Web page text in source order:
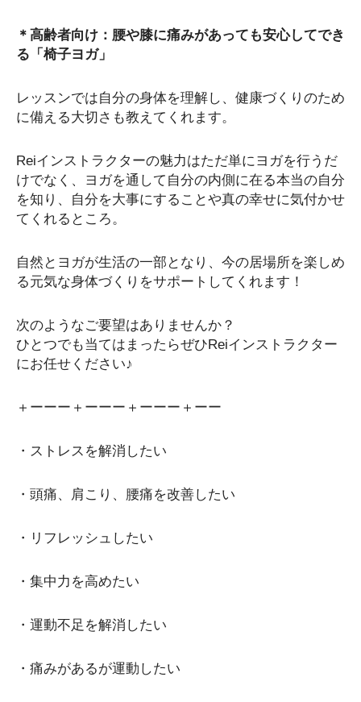
＊高齢者向け：腰や膝に痛みがあっても安心してでき
る「椅子ヨガ」
レッスンでは自分の身体を理解し、健康づくりのため
に備える大切さも教えてくれます。
Reiインストラクターの魅力はただ単にヨガを行うだ
けでなく、ヨガを通して自分の内側に在る本当の自分
を知り、自分を大事にすることや真の幸せに気付かせ
てくれるところ。
自然とヨガが生活の一部となり、今の居場所を楽しめ
る元気な身体づくりをサポートしてくれます！
次のようなご要望はありませんか？
ひとつでも当てはまったらぜひReiインストラクター
にお任せください♪
＋ーーー＋ーーー＋ーーー＋ーー
・ストレスを解消したい
・頭痛、肩こり、腰痛を改善したい
・リフレッシュしたい
・集中力を高めたい
・運動不足を解消したい
・痛みがあるが運動したい